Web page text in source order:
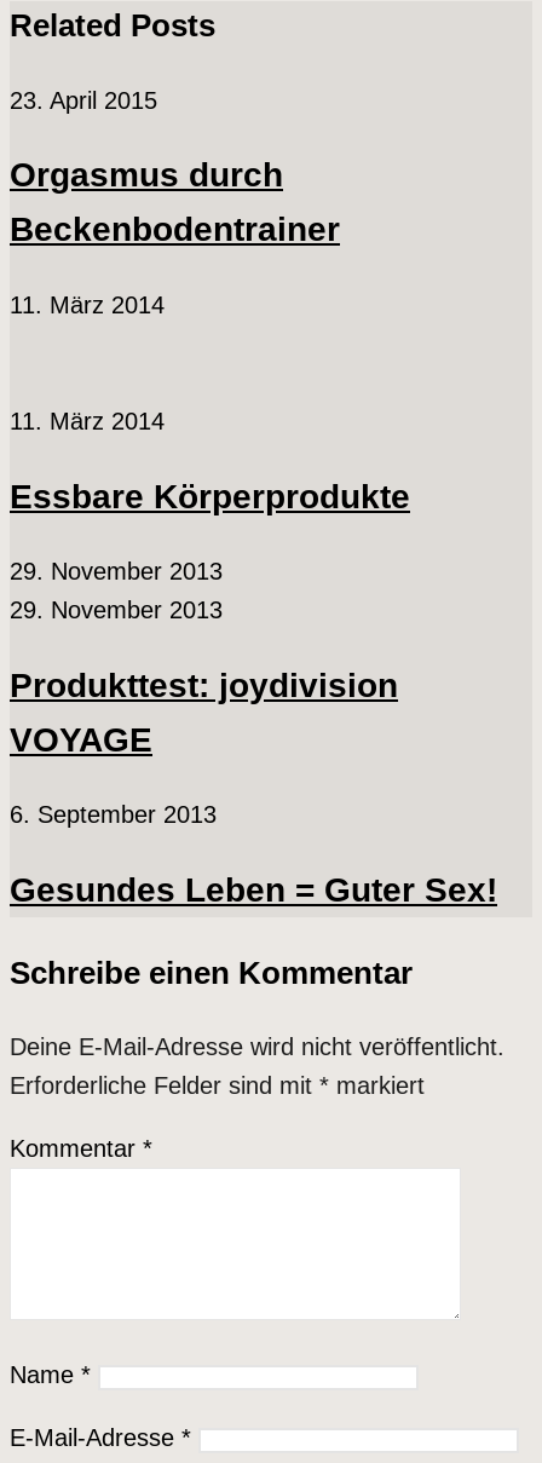
Related Posts
23. April 2015
Orgasmus durch
Beckenbodentrainer
11. März 2014
11. März 2014
Essbare Körperprodukte
29. November 2013
29. November 2013
Produkttest: joydivision
VOYAGE
6. September 2013
Gesundes Leben = Guter Sex!
Schreibe einen Kommentar
Deine E-Mail-Adresse wird nicht veröffentlicht.
Erforderliche Felder sind mit * markiert
Kommentar *
Name *
E-Mail-Adresse *